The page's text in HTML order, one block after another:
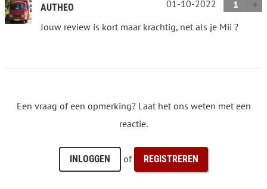
AUTHEO 01-10-2022
1
Jouw review is kort maar krachtig, net als je Mii ?
Een vraag of een opmerking? Laat het ons weten met een
reactie.
INLOGGEN of REGISTREREN